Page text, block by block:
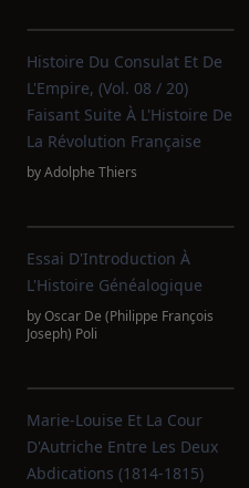
Histoire Du Consulat Et De
L'Empire, (Vol. 08 / 20)
Faisant Suite À L'Histoire De
La Révolution Française
byAdolphe Thiers
Essai D'Introduction À
L'Histoire Généalogique
byOscar De (Philippe François
Joseph) Poli
Marie-Louise Et La Cour
D'Autriche Entre Les Deux
Abdications (1814-1815)